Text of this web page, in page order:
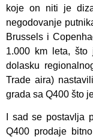
koje on niti je
negodovanje
Brussels i
1.000 km leta,
dolasku
Trade aira)
grada sa Q400 što
I sad se postavlja
Q400 prodaje